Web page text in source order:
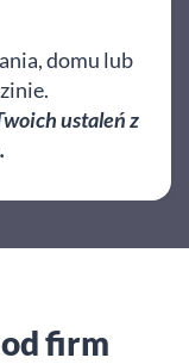
domu lub
ustaleń z
firm